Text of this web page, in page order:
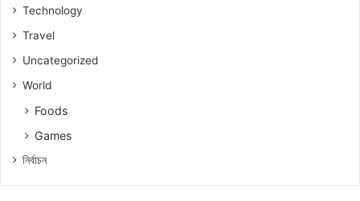
Technology
Travel
Uncategorized
World
Foods
Games
নিৰ্বাচন